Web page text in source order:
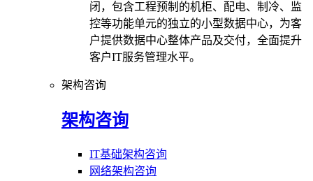
闭，包含工程预制的机柜、配电、制冷、监
控等功能单元的独立的小型数据中心，为客
户提供数据中心整体产品及交付，全面提升
客户IT服务管理水平。
架构咨询
架构咨询
IT基础架构咨询
网络架构咨询